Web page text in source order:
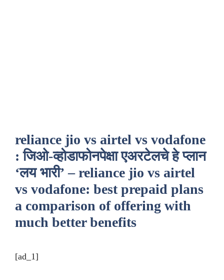
reliance jio vs airtel vs vodafone
: जिओ-व्होडाफोनपेक्षा एअरटेलचे हे प्लान
‘लय भारी’ – reliance jio vs airtel
vs vodafone: best prepaid plans
a comparison of offering with
much better benefits
[ad_1]